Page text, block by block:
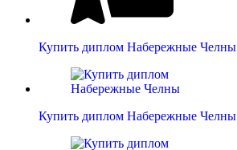
Купить диплом Набережные Челны
Купить диплом Набережные Челны